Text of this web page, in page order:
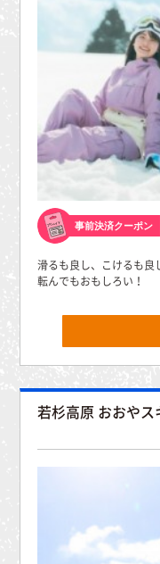
事前決済クーポン
滑るも良し、こけるも良
転んでもおもしろい！
若杉高原 おおやス